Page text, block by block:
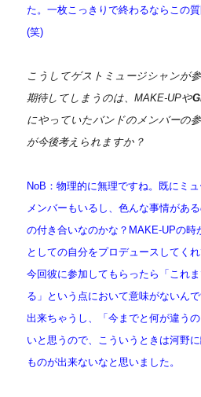
た。一枚こっきりで終わるならこの
(笑)
こうしてゲストミュージシャンが
期待してしまうのは、MAKE-UPや
にやっていたバンドのメンバーの
が今後考えられますか？
NoB：物理的に無理ですね。既にミ
メンバーもいるし、色んな事情があ
の付き合いなのかな？MAKE-UPの時
としての自分をプロデュースしてく
今回彼に参加してもらったら「これ
る」という点において意味がないん
出来ちゃうし、「今までと何が違う
いと思うので、こういうときは河野
ものが出来ないなと思いました。